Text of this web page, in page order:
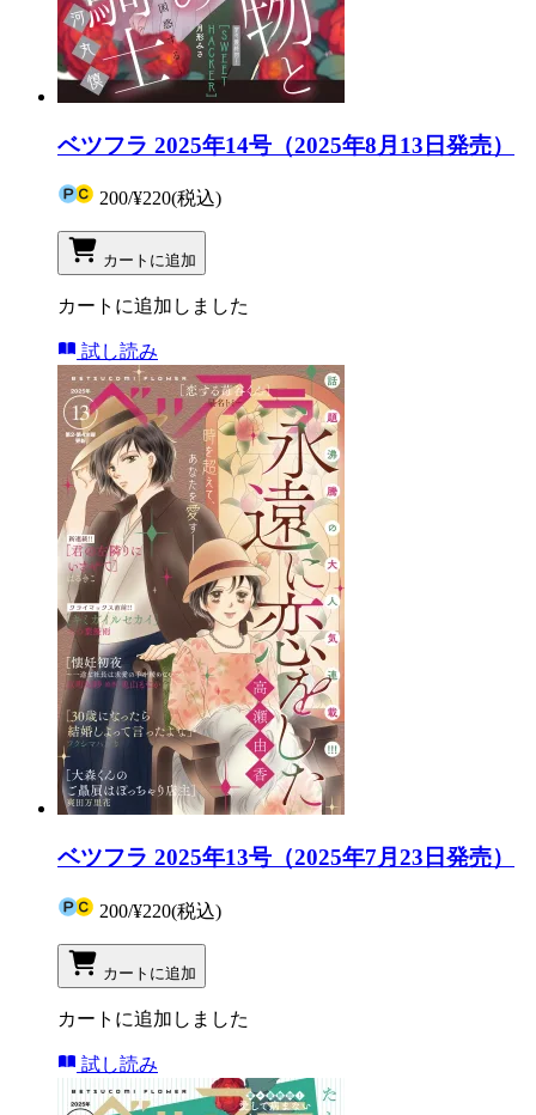
ベツフラ 2025年14号（2025年8月13日発売）
200/¥220(税込)
カートに追加
カートに追加しました
試し読み
ベツフラ 2025年13号（2025年7月23日発売）
200/¥220(税込)
カートに追加
カートに追加しました
試し読み